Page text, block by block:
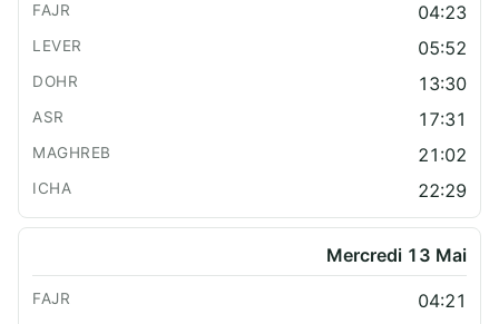
04:23
05:52
13:30
17:31
21:02
22:29
Mercredi 13 Mai
04:21